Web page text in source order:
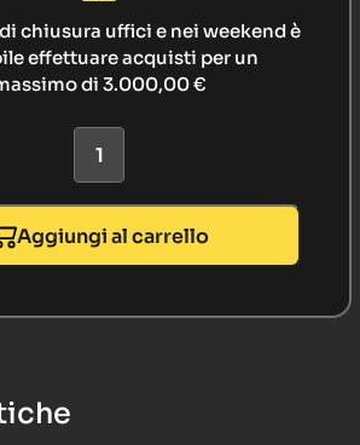
chiusura uffici e nei weekend è
effettuare acquisti per un
di 3.000,00 €
Aggiungi al carrello